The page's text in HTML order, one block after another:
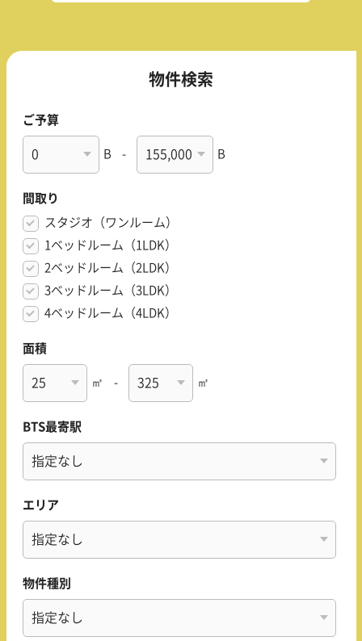
物件検索
ご予算
B - B
間取り
スタジオ（ワンルーム）
1ベッドルーム（1LDK）
2ベッドルーム（2LDK）
3ベッドルーム（3LDK）
4ベッドルーム（4LDK）
面積
㎡ - ㎡
BTS最寄駅
エリア
物件種別